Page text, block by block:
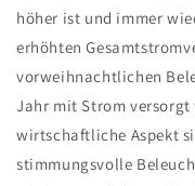
höher ist und immer
erhöhten
vorweihnachtlichen
Jahr mit Strom versorgt
wirtschaftliche Aspekt
stimmungsvolle